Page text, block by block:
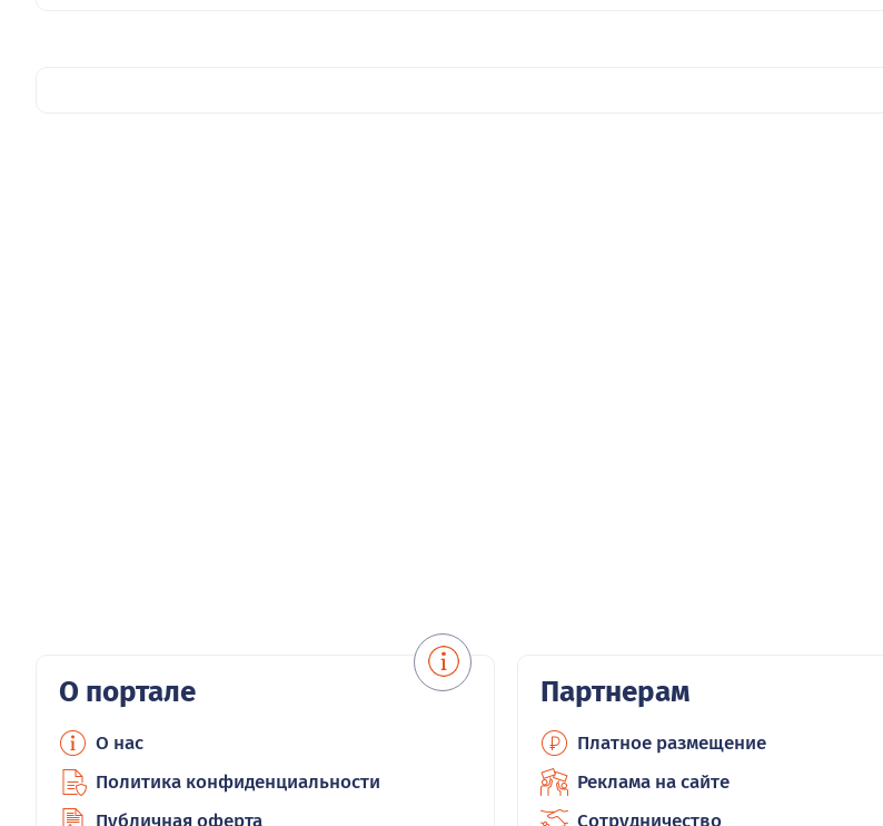
О портале
О нас
Политика конфиденциальности
Публичная оферта
Партнерам
Платное размещение
Реклама на сайте
Сотрудничество